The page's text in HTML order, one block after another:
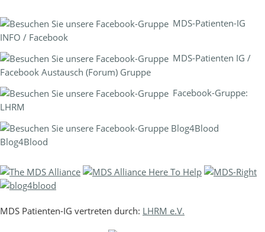
MDS-Patienten-IG
INFO / Facebook
MDS-Patienten IG /
Facebook Austausch (Forum) Gruppe
Facebook-Gruppe:
LHRM
Blog4Blood
MDS Patienten-IG vertreten durch: LHRM e.V.